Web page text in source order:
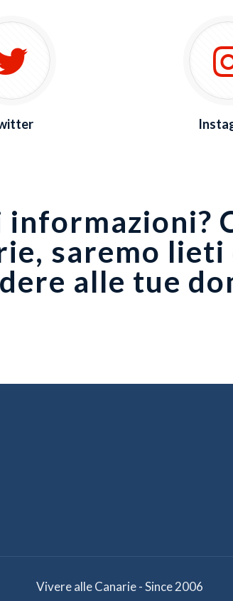
informazioni?
saremo
alle tue
Vivere alle Canarie - Since 2006